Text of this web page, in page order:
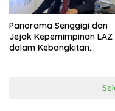
Panorama Senggigi dan
Jejak Kepemimpinan LAZ
dalam Kebangkitan